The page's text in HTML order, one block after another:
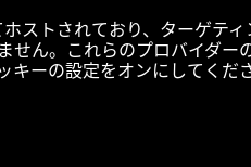
ストされており、ターゲテ
せん。これらのプロバイダー
ーの設定をオンにしてくださ